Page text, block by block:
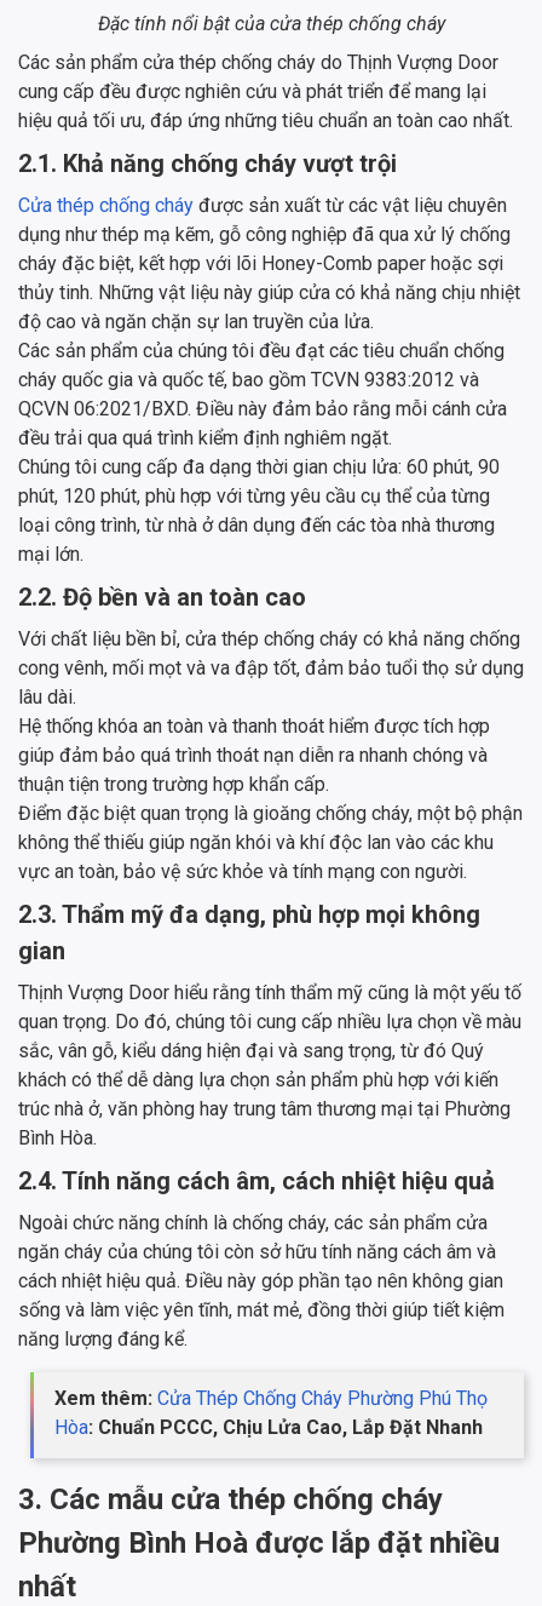
Đặc tính nổi bật của cửa thép chống cháy
Các sản phẩm cửa thép chống cháy do Thịnh Vượng Door
cung cấp đều được nghiên cứu và phát triển để mang lại
hiệu quả tối ưu, đáp ứng những tiêu chuẩn an toàn cao nhất.
2.1. Khả năng chống cháy vượt trội
Cửa thép chống cháy được sản xuất từ các vật liệu chuyên
dụng như thép mạ kẽm, gỗ công nghiệp đã qua xử lý chống
cháy đặc biệt, kết hợp với lõi Honey-Comb paper hoặc sợi
thủy tinh. Những vật liệu này giúp cửa có khả năng chịu nhiệt
độ cao và ngăn chặn sự lan truyền của lửa.
Các sản phẩm của chúng tôi đều đạt các tiêu chuẩn chống
cháy quốc gia và quốc tế, bao gồm TCVN 9383:2012 và
QCVN 06:2021/BXD. Điều này đảm bảo rằng mỗi cánh cửa
đều trải qua quá trình kiểm định nghiêm ngặt.
Chúng tôi cung cấp đa dạng thời gian chịu lửa: 60 phút, 90
phút, 120 phút, phù hợp với từng yêu cầu cụ thể của từng
loại công trình, từ nhà ở dân dụng đến các tòa nhà thương
mại lớn.
2.2. Độ bền và an toàn cao
Với chất liệu bền bỉ, cửa thép chống cháy có khả năng chống
cong vênh, mối mọt và va đập tốt, đảm bảo tuổi thọ sử dụng
lâu dài.
Hệ thống khóa an toàn và thanh thoát hiểm được tích hợp
giúp đảm bảo quá trình thoát nạn diễn ra nhanh chóng và
thuận tiện trong trường hợp khẩn cấp.
Điểm đặc biệt quan trọng là gioăng chống cháy, một bộ phận
không thể thiếu giúp ngăn khói và khí độc lan vào các khu
vực an toàn, bảo vệ sức khỏe và tính mạng con người.
2.3. Thẩm mỹ đa dạng, phù hợp mọi không
gian
Thịnh Vượng Door hiểu rằng tính thẩm mỹ cũng là một yếu tố
quan trọng. Do đó, chúng tôi cung cấp nhiều lựa chọn về màu
sắc, vân gỗ, kiểu dáng hiện đại và sang trọng, từ đó Quý
khách có thể dễ dàng lựa chọn sản phẩm phù hợp với kiến
trúc nhà ở, văn phòng hay trung tâm thương mại tại Phường
Bình Hòa.
2.4. Tính năng cách âm, cách nhiệt hiệu quả
Ngoài chức năng chính là chống cháy, các sản phẩm cửa
ngăn cháy của chúng tôi còn sở hữu tính năng cách âm và
cách nhiệt hiệu quả. Điều này góp phần tạo nên không gian
sống và làm việc yên tĩnh, mát mẻ, đồng thời giúp tiết kiệm
năng lượng đáng kể.
Xem thêm: Cửa Thép Chống Cháy Phường Phú Thọ
Hòa: Chuẩn PCCC, Chịu Lửa Cao, Lắp Đặt Nhanh
3. Các mẫu cửa thép chống cháy
Phường Bình Hoà được lắp đặt nhiều
nhất